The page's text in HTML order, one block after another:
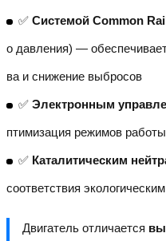
✅ Системой Common
о давления) —
ва и снижение выбросов
✅ Электронным
птимизация режимов работы
✅ Каталитическим
соответствия
Двигатель отличается